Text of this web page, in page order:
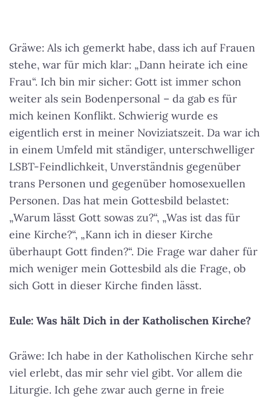
Gräwe: Als ich gemerkt habe, dass ich auf Frauen
stehe, war für mich klar: „Dann heirate ich eine
Frau“. Ich bin mir sicher: Gott ist immer schon
weiter als sein Bodenpersonal – da gab es für
mich keinen Konflikt. Schwierig wurde es
eigentlich erst in meiner Noviziatszeit. Da war ich
in einem Umfeld mit ständiger, unterschwelliger
LSBT-Feindlichkeit, Unverständnis gegenüber
trans Personen und gegenüber homosexuellen
Personen. Das hat mein Gottesbild belastet:
„Warum lässt Gott sowas zu?“, „Was ist das für
eine Kirche?“, „Kann ich in dieser Kirche
überhaupt Gott finden?“. Die Frage war daher für
mich weniger mein Gottesbild als die Frage, ob
sich Gott in dieser Kirche finden lässt.
Eule: Was hält Dich in der Katholischen Kirche?
Gräwe: Ich habe in der Katholischen Kirche sehr
viel erlebt, das mir sehr viel gibt. Vor allem die
Liturgie. Ich gehe zwar auch gerne in freie